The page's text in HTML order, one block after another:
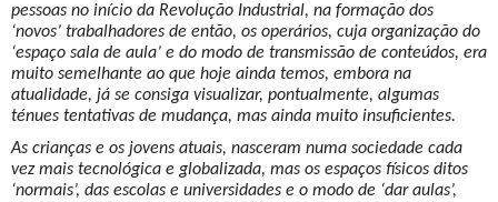
pessoas no início da Revolução Industrial, na formação dos
‘novos’ trabalhadores de então, os operários, cuja organização do
‘espaço sala de aula’ e do modo de transmissão de conteúdos, era
muito semelhante ao que hoje ainda temos, embora na
atualidade, já se consiga visualizar, pontualmente, algumas
ténues tentativas de mudança, mas ainda muito insuficientes.
As crianças e os jovens atuais, nasceram numa sociedade cada
vez mais tecnológica e globalizada, mas os espaços físicos ditos
‘normais’, das escolas e universidades e o modo de ‘dar aulas’,